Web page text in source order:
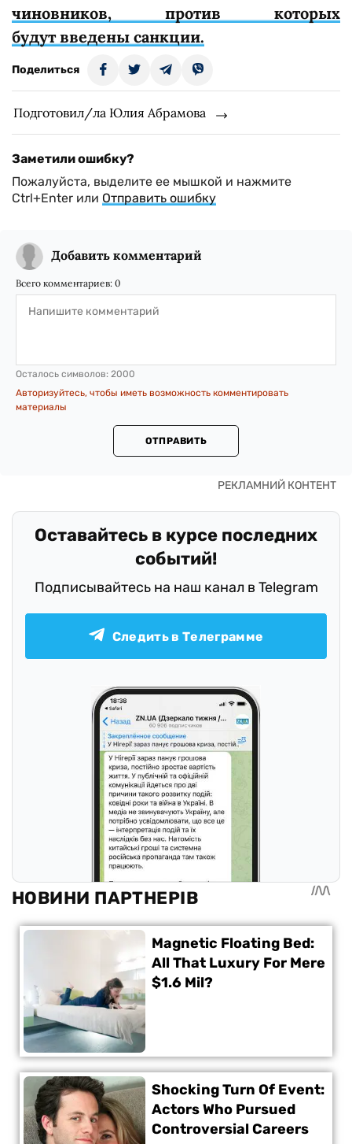
чиновников, против которых
будут введены санкции.
Поделиться
Подготовил/ла Юлия Абрамова
Заметили ошибку?
Пожалуйста, выделите ее мышкой и нажмите
Ctrl+Enter или Отправить ошибку
Добавить комментарий
Всего комментариев: 0
Осталось символов: 2000
Авторизуйтесь, чтобы иметь возможность комментировать
материалы
ОТПРАВИТЬ
Оставайтесь в курсе последних
событий!
Подписывайтесь на наш канал в Telegram
Следить в Телеграмме